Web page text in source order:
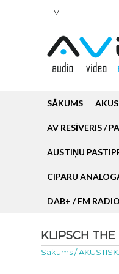
LV
SĀKUMS
AV RESĪVERIS /
AUSTIŅU
CIPARU
DAB+ / FM RADIO
KLIPSCH
Sākums/